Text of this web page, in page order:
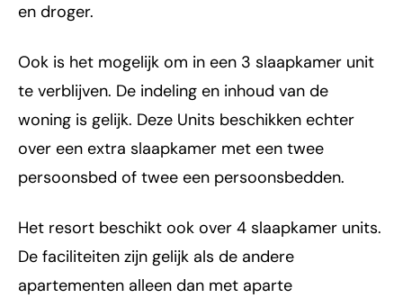
en droger.
Ook is het mogelijk om in een 3 slaapkamer unit
te verblijven. De indeling en inhoud van de
woning is gelijk. Deze Units beschikken echter
over een extra slaapkamer met een twee
persoonsbed of twee een persoonsbedden.
Het resort beschikt ook over 4 slaapkamer units.
De faciliteiten zijn gelijk als de andere
apartementen alleen dan met aparte